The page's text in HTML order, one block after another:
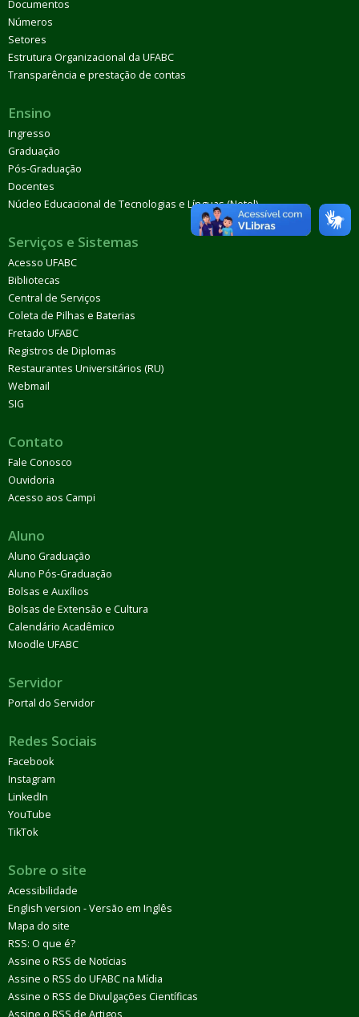
Documentos
Números
Setores
Estrutura Organizacional da UFABC
Transparência e prestação de contas
Ensino
Ingresso
Graduação
Pós-Graduação
Docentes
Núcleo Educacional de Tecnologias e Línguas (Netel)
Serviços e Sistemas
Acesso UFABC
Bibliotecas
Central de Serviços
Coleta de Pilhas e Baterias
Fretado UFABC
Registros de Diplomas
Restaurantes Universitários (RU)
Webmail
SIG
Contato
Fale Conosco
Ouvidoria
Acesso aos Campi
Aluno
Aluno Graduação
Aluno Pós-Graduação
Bolsas e Auxílios
Bolsas de Extensão e Cultura
Calendário Acadêmico
Moodle UFABC
Servidor
Portal do Servidor
Redes Sociais
Facebook
Instagram
LinkedIn
YouTube
TikTok
Sobre o site
Acessibilidade
English version - Versão em Inglês
Mapa do site
RSS: O que é?
Assine o RSS de Notícias
Assine o RSS do UFABC na Mídia
Assine o RSS de Divulgações Científicas
Assine o RSS de Artigos